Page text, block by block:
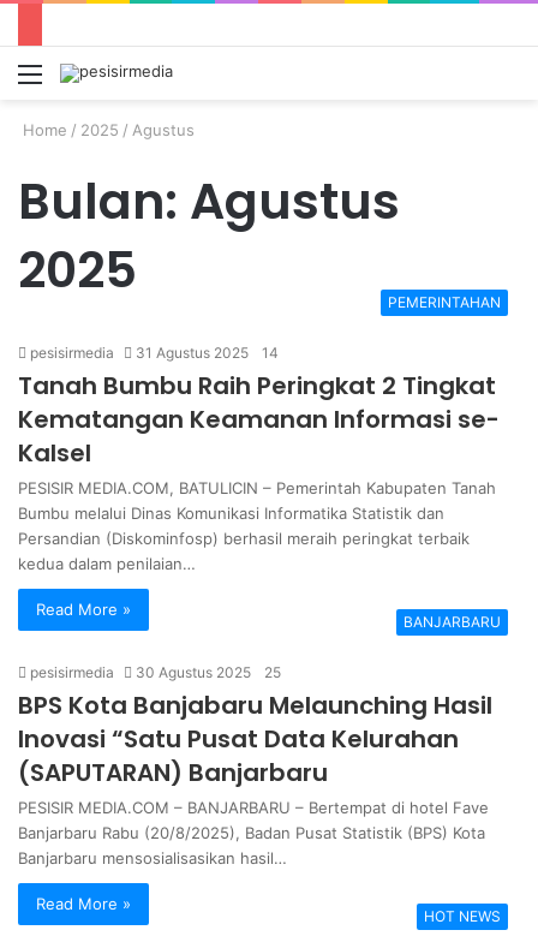
Menu
Home / 2025 / Agustus
Bulan: Agustus
2025
PEMERINTAHAN
pesisirmedia 31 Agustus 2025 14
Tanah Bumbu Raih Peringkat 2 Tingkat
Kematangan Keamanan Informasi se-
Kalsel
PESISIR MEDIA.COM, BATULICIN – Pemerintah Kabupaten Tanah
Bumbu melalui Dinas Komunikasi Informatika Statistik dan
Persandian (Diskominfosp) berhasil meraih peringkat terbaik
kedua dalam penilaian…
Read More »
BANJARBARU
pesisirmedia 30 Agustus 2025 25
BPS Kota Banjabaru Melaunching Hasil
Inovasi “Satu Pusat Data Kelurahan
(SAPUTARAN) Banjarbaru
PESISIR MEDIA.COM – BANJARBARU – Bertempat di hotel Fave
Banjarbaru Rabu (20/8/2025), Badan Pusat Statistik (BPS) Kota
Banjarbaru mensosialisasikan hasil…
Read More »
HOT NEWS